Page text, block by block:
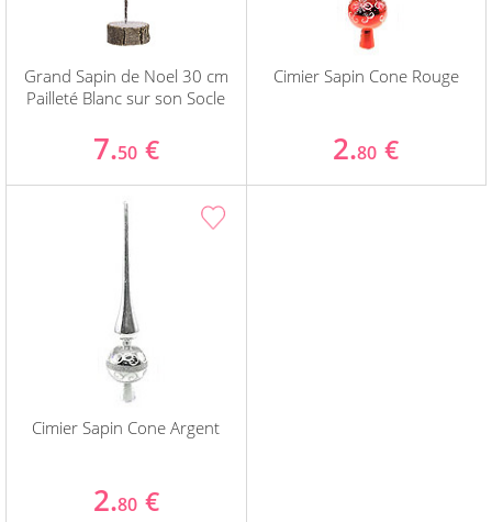
Grand Sapin de Noel 30 cm
Pailleté Blanc sur son Socle
7.50 €
Cimier Sapin Cone Rouge
2.80 €
Cimier Sapin Cone Argent
2.80 €